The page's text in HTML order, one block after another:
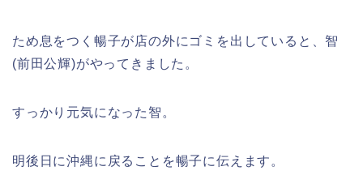
ため息をつく暢子が店の外にゴミを出していると、智
(前田公輝)がやってきました。
すっかり元気になった智。
明後日に沖縄に戻ることを暢子に伝えます。